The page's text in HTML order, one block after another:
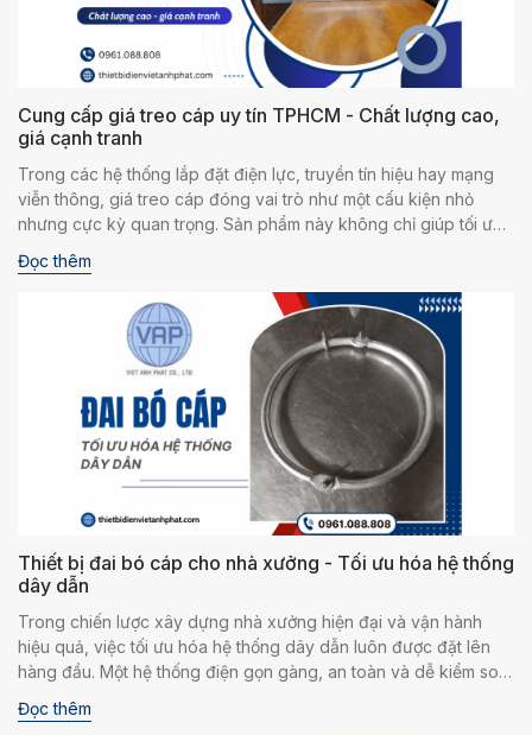
Cung cấp giá treo cáp uy tín TPHCM - Chất lượng cao,
giá cạnh tranh
Trong các hệ thống lắp đặt điện lực, truyền tín hiệu hay mạng
viễn thông, giá treo cáp đóng vai trò như một cấu kiện nhỏ
nhưng cực kỳ quan trọng. Sản phẩm này không chỉ giúp tối ưu
môi trường và nguy cơ cháy nổ. Do đó, việc tìm được nhà cung
cấp giá treo cáp uy tín tại TPHCM - nơi hội tụ đầy đủ tiêu chí về
chất lượng, độ bền và giá thành - là điều không thể xem nhẹ đối
với bất kỳ chủ đầu tư hay kỹ sư công trình nào.
Đọc thêm
Thiết bị đai bó cáp cho nhà xưởng - Tối ưu hóa hệ thống
dây dẫn
Trong chiến lược xây dựng nhà xưởng hiện đại và vận hành
hiệu quả, việc tối ưu hóa hệ thống dây dẫn luôn được đặt lên
hàng đầu. Một hệ thống điện gọn gàng, an toàn và dễ kiểm soát
không chỉ giúp tiết kiệm chi phí bảo trì mà còn hạn chế rủi ro
trong sản xuất. Trong đó, đai bó cáp đóng vai trò như một "trợ
Đọc thêm